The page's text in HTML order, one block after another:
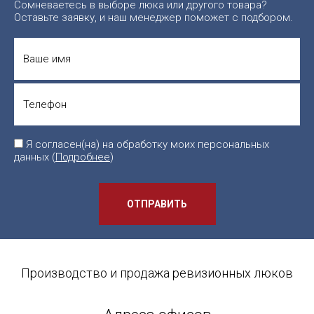
Сомневаетесь в выборе люка или другого товара?
Оставьте заявку, и наш менеджер поможет с подбором.
Я согласен(на) на обработку моих персональных
данных (Подробнее)
ОТПРАВИТЬ
Производство и продажа ревизионных люков